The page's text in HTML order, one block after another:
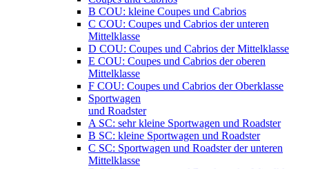
B COU: kleine Coupes und Cabrios
C COU: Coupes und Cabrios der unteren
Mittelklasse
D COU: Coupes und Cabrios der Mittelklasse
E COU: Coupes und Cabrios der oberen
Mittelklasse
F COU: Coupes und Cabrios der Oberklasse
Sportwagen
und Roadster
A SC: sehr kleine Sportwagen und Roadster
B SC: kleine Sportwagen und Roadster
C SC: Sportwagen und Roadster der unteren
Mittelklasse